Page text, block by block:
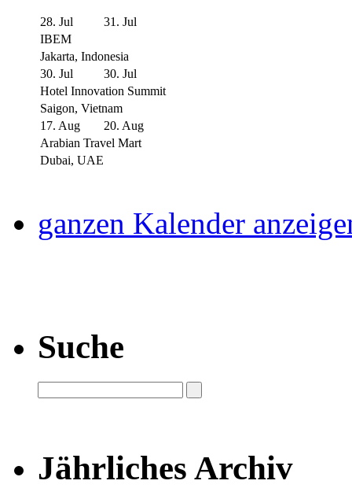
28. Jul
31. Jul
IBEM
Jakarta, Indonesia
30. Jul
30. Jul
Hotel Innovation Summit
Saigon, Vietnam
17. Aug
20. Aug
Arabian Travel Mart
Dubai, UAE
ganzen Kalender
Suche
Jährliches Archiv